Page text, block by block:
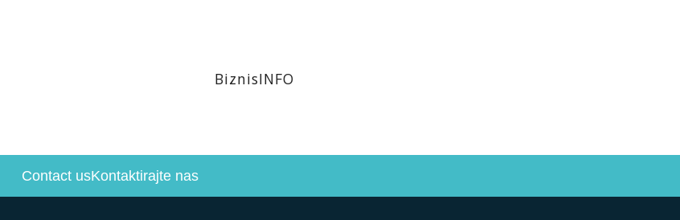
BiznisINFO
Contact usKontaktirajte nas